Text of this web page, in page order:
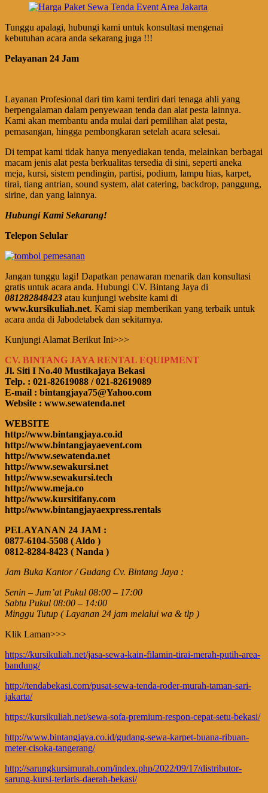
Tunggu apalagi, hubungi kami untuk konsultasi mengenai
kebutuhan acara anda sekarang juga !!!
Pelayanan 24 Jam
Layanan Profesional dari tim kami terdiri dari tenaga ahli yang
berpengalaman dalam penyewaan tenda dan alat pesta lainnya.
Kami akan membantu anda mulai dari pemilihan alat pesta,
pemasangan, hingga pembongkaran setelah acara selesai.
Di tempat kami tidak hanya menyediakan tenda, melainkan berbagai
macam jenis alat pesta berkualitas tersedia di sini, seperti aneka
meja, kursi, sistem pendingin, partisi, podium, lampu hias, karpet,
tirai, tiang antrian, sound system, alat catering, backdrop, panggung,
sirine, dan yang lainnya.
Hubungi Kami Sekarang!
Telepon Selular
Jangan tunggu lagi! Dapatkan penawaran menarik dan konsultasi
gratis untuk acara anda. Hubungi CV. Bintang Jaya di
081282848423 atau kunjungi website kami di
www.kursikuliah.net. Kami siap memberikan yang terbaik untuk
acara anda di Jabodetabek dan sekitarnya.
Kunjungi Alamat Berikut Ini>>>
CV. BINTANG JAYA RENTAL EQUIPMENT
Jl. Siti I No.40 Mustikajaya Bekasi
Telp. : 021-82619088 / 021-82619089
E-mail : bintangjaya75@Yahoo.com
Website : www.sewatenda.net
WEBSITE
http://www.bintangjaya.co.id
http://www.bintangjayaevent.com
http://www.sewatenda.net
http://www.sewakursi.net
http://www.sewakursi.tech
http://www.meja.co
http://www.kursitifany.com
http://www.bintangjayaexpress.rentals
PELAYANAN 24 JAM :
0877-6104-5508 ( Aldo )
0812-8284-8423 ( Nanda )
Jam Buka Kantor / Gudang Cv. Bintang Jaya :
Senin – Jum’at Pukul 08:00 – 17:00
Sabtu Pukul 08:00 – 14:00
Minggu Tutup ( Layanan 24 jam melalui wa & tlp )
Klik Laman>>>
https://kursikuliah.net/jasa-sewa-kain-filamin-tirai-merah-putih-area-
bandung/
http://tendabekasi.com/pusat-sewa-tenda-roder-murah-taman-sari-
jakarta/
https://kursikuliah.net/sewa-sofa-premium-respon-cepat-setu-bekasi/
http://www.bintangjaya.co.id/gudang-sewa-karpet-buana-ribuan-
meter-cisoka-tangerang/
http://sarungkursimurah.com/index.php/2022/09/17/distributor-
sarung-kursi-terlaris-daerah-bekasi/